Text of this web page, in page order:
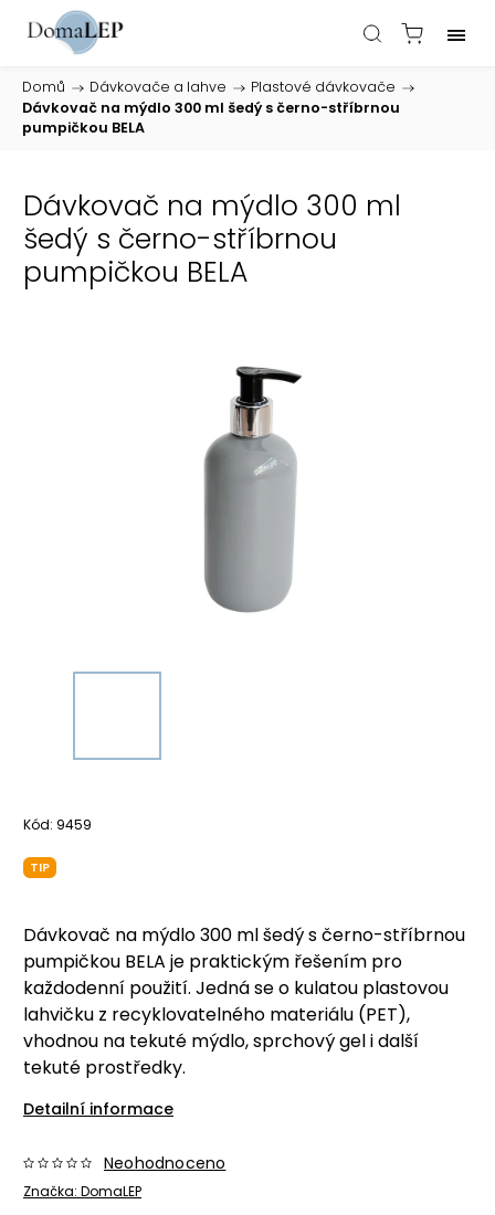
Domů / Dávkovače a lahve / Plastové dávkovače /
Dávkovač na mýdlo 300 ml šedý s černo-stříbrnou
pumpičkou BELA
Dávkovač na mýdlo 300 ml
šedý s černo-stříbrnou
pumpičkou BELA
Kód: 9459
TIP
Dávkovač na mýdlo 300 ml šedý s černo-stříbrnou
pumpičkou BELA je praktickým řešením pro
každodenní použití. Jedná se o kulatou plastovou
lahvičku z recyklovatelného materiálu (PET),
vhodnou na tekuté mýdlo, sprchový gel i další
tekuté prostředky.
Detailní informace
Značka: DomaLEP
Neohodnoceno